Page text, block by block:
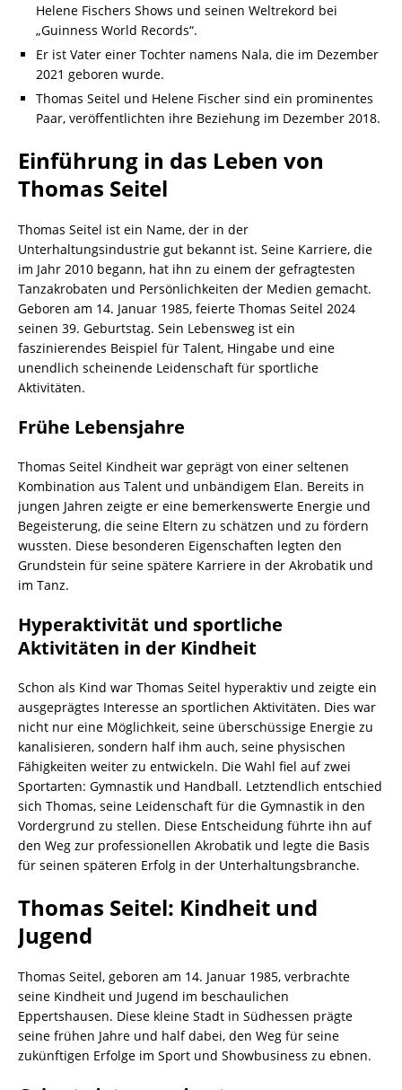
Helene Fischers Shows und seinen Weltrekord bei
„Guinness World Records“.
Er ist Vater einer Tochter namens Nala, die im Dezember
2021 geboren wurde.
Thomas Seitel und Helene Fischer sind ein prominentes
Paar, veröffentlichten ihre Beziehung im Dezember 2018.
Einführung in das Leben von
Thomas Seitel
Thomas Seitel ist ein Name, der in der
Unterhaltungsindustrie gut bekannt ist. Seine Karriere, die
im Jahr 2010 begann, hat ihn zu einem der gefragtesten
Tanzakrobaten und Persönlichkeiten der Medien gemacht.
Geboren am 14. Januar 1985, feierte Thomas Seitel 2024
seinen 39. Geburtstag. Sein Lebensweg ist ein
faszinierendes Beispiel für Talent, Hingabe und eine
unendlich scheinende Leidenschaft für sportliche
Aktivitäten.
Frühe Lebensjahre
Thomas Seitel Kindheit war geprägt von einer seltenen
Kombination aus Talent und unbändigem Elan. Bereits in
jungen Jahren zeigte er eine bemerkenswerte Energie und
Begeisterung, die seine Eltern zu schätzen und zu fördern
wussten. Diese besonderen Eigenschaften legten den
Grundstein für seine spätere Karriere in der Akrobatik und
im Tanz.
Hyperaktivität und sportliche
Aktivitäten in der Kindheit
Schon als Kind war Thomas Seitel hyperaktiv und zeigte ein
ausgeprägtes Interesse an sportlichen Aktivitäten. Dies war
nicht nur eine Möglichkeit, seine überschüssige Energie zu
kanalisieren, sondern half ihm auch, seine physischen
Fähigkeiten weiter zu entwickeln. Die Wahl fiel auf zwei
Sportarten: Gymnastik und Handball. Letztendlich entschied
sich Thomas, seine Leidenschaft für die Gymnastik in den
Vordergrund zu stellen. Diese Entscheidung führte ihn auf
den Weg zur professionellen Akrobatik und legte die Basis
für seinen späteren Erfolg in der Unterhaltungsbranche.
Thomas Seitel: Kindheit und
Jugend
Thomas Seitel, geboren am 14. Januar 1985, verbrachte
seine Kindheit und Jugend im beschaulichen
Eppertshausen. Diese kleine Stadt in Südhessen prägte
seine frühen Jahre und half dabei, den Weg für seine
zukünftigen Erfolge im Sport und Showbusiness zu ebnen.